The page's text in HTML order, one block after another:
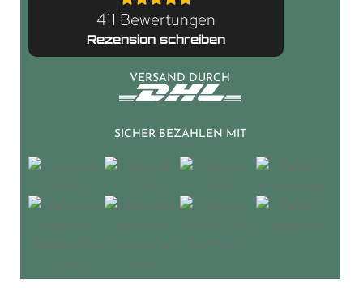
411 Bewertungen
Rezension schreiben
VERSAND DURCH
SICHER BEZAHLEN MIT